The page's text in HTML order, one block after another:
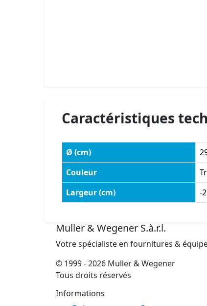
Caractéristiques
Ø (cm)
Couleur
Largeur (cm)
-2
Muller & Wegener S.à.r.l.
Votre spécialiste en fournitures &
© 1999 - 2026 Muller & Wegener
Tous droits réservés
Informations